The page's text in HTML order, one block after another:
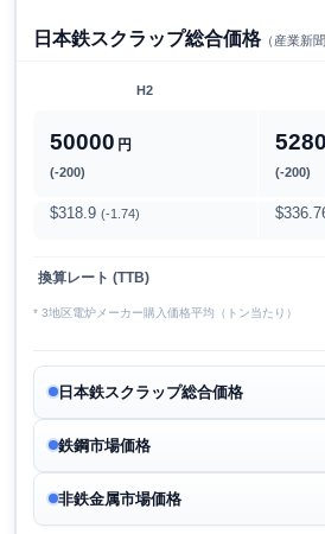
日本鉄スクラップ総合価格（産業新聞
H2
50000 円
(-200) (-200)
$318.9 (-1.74)
換算レート (TTB)
* 3地区電炉メーカー購入価格平均（トン当たり）
日本鉄スクラップ総合価格
鉄鋼市場価格
非鉄金属市場価格